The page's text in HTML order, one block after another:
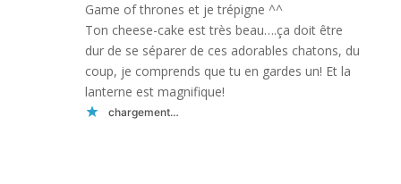
Game of thrones et je trépigne ^^
Ton cheese-cake est très beau….ça doit être
dur de se séparer de ces adorables chatons, du
coup, je comprends que tu en gardes un! Et la
lanterne est magnifique!
chargement…